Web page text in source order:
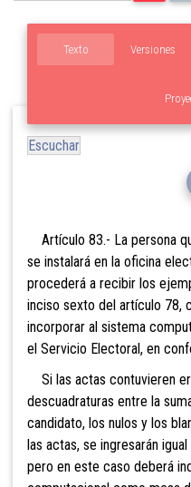
Texto Versiones
Escuchar
Artículo 83.- La persona
se instalará en la oficina
procederá a recibir los
inciso sexto del artículo 78,
incorporar al sistema
el Servicio Electoral, en
Si las actas contuvieren
descuadraturas entre la
candidato, los nulos y los
las actas, se ingresarán
pero en este caso deberá